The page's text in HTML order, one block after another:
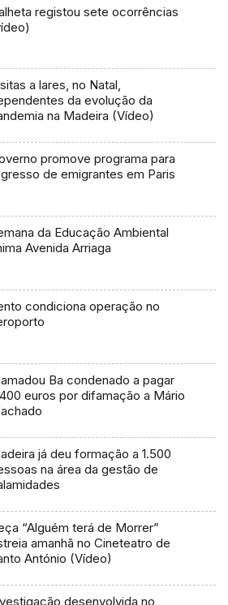
registou sete ocorrências
a lares, no Natal,
da evolução da
na Madeira (Vídeo)
promove programa para
de emigrantes em Paris
da Educação Ambiental
Avenida Arriaga
condiciona operação no
Ba condenado a pagar
euros por difamação a Mário
já deu formação a 1.500
na área da gestão de
“Alguém terá de Morrer”
amanhã no Cineteatro de
António (Vídeo)
desenvolvida no